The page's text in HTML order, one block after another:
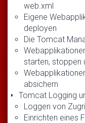
web.xml
Eigene
deployen
Die Tomcat
starten, stoppen
absichern
Tomcat Logging
Loggen von
Einrichten eines